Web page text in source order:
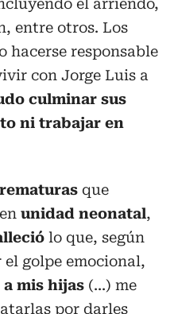
el arriendo,
entre otros. Los
hacerse responsable
con Jorge Luis a
culminar sus
ni trabajar en
que
unidad neonatal,
lo que, según
el golpe emocional,
mis hijas (...) me
por darles